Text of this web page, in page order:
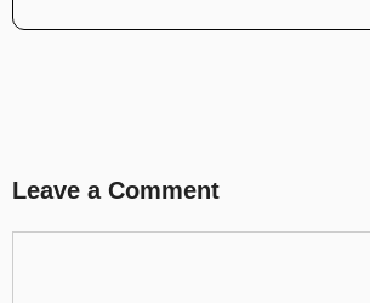
Leave a Comment